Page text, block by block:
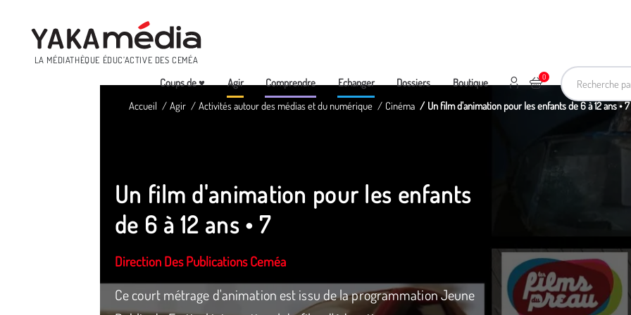
LA MÉDIATHÈQUE ÉDUC’ACTIVE DES CEMÉA
Recherche
Menu
Coups de ♥ Agir Comprendre Echanger Dossiers Boutique 0
Ajouter au panier
Mon compte
Accueil Agir Activités autour des médias et du numérique Cinéma Un film d'animation pour les enfants de 6 à 12 ans • 7
Un film d'animation pour les enfants
de 6 à 12 ans • 7
Direction Des Publications Ceméa
Ce court métrage d'animation est issu de la programmation Jeune